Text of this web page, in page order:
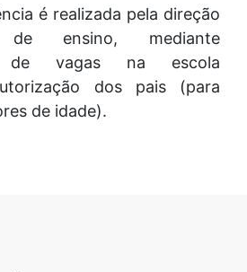
é realizada pela direção
ensino, mediante
de vagas na escola
dos pais (para
de idade).